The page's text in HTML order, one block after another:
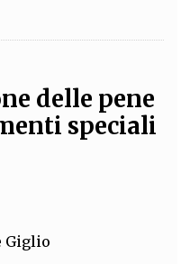
AUTORI
CURATORI
CON NOI
delle pene
speciali
Giglio